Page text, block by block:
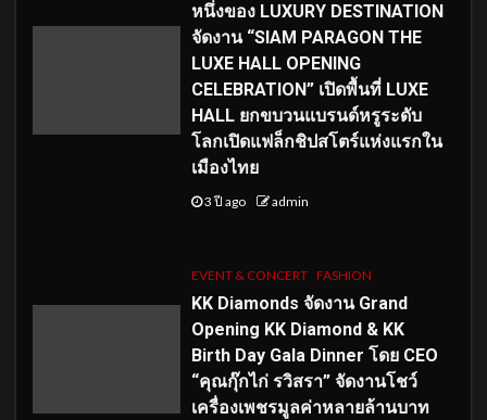
หนึ่งของ LUXURY DESTINATION
จัดงาน “SIAM PARAGON THE
LUXE HALL OPENING
CELEBRATION” เปิดพื้นที่ LUXE
HALL ยกขบวนแบรนด์หรูระดับ
โลกเปิดแฟล็กชิปสโตร์แห่งแรกใน
เมืองไทย
3 ปี ago admin
EVENT & CONCERT FASHION
KK Diamonds จัดงาน Grand
Opening KK Diamond & KK
Birth Day Gala Dinner โดย CEO
“คุณกุ๊กไก่ รวิสรา” จัดงานโชว์
เครื่องเพชรมูลค่าหลายล้านบาท